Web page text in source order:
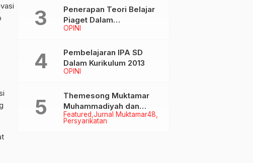
OPINI
Penerapan Teori Belajar
Piaget Dalam
Pembelanjaran IPA SD
OPINI
Pembelajaran IPA SD
Dalam Kurikulum 2013
Featured Jurnal Muktamar48
Persyarikatan
Themesong Muktamar
Muhammadiyah dan
Aisyiyah Ke-48